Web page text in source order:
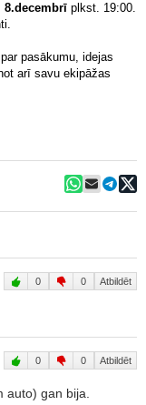
8.decembrī plkst. 19:00.
pasākumu, idejas
arī savu ekipāžas
0 0 Atbildēt
0 0 Atbildēt
auto) gan bija.